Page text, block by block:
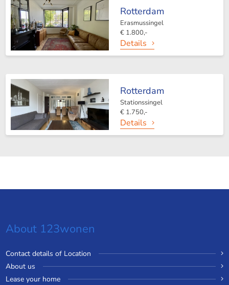
Rotterdam
Erasmussingel
€ 1.800,-
Details
Rotterdam
Stationssingel
€ 1.750,-
Details
About 123wonen
Contact details of Location
About us
Lease your home